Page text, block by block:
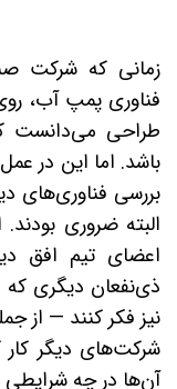
زمانی که شرکت
فناوری پمپ آب،
طراحی می‌دانست
باشد. اما این در
بررسی فناوری‌های
البته ضروری
اعضای تیم افق
ذی‌نفعان دیگری که
نیز فکر کنند — از
شرکت‌های دیگر
آن‌ها در چه